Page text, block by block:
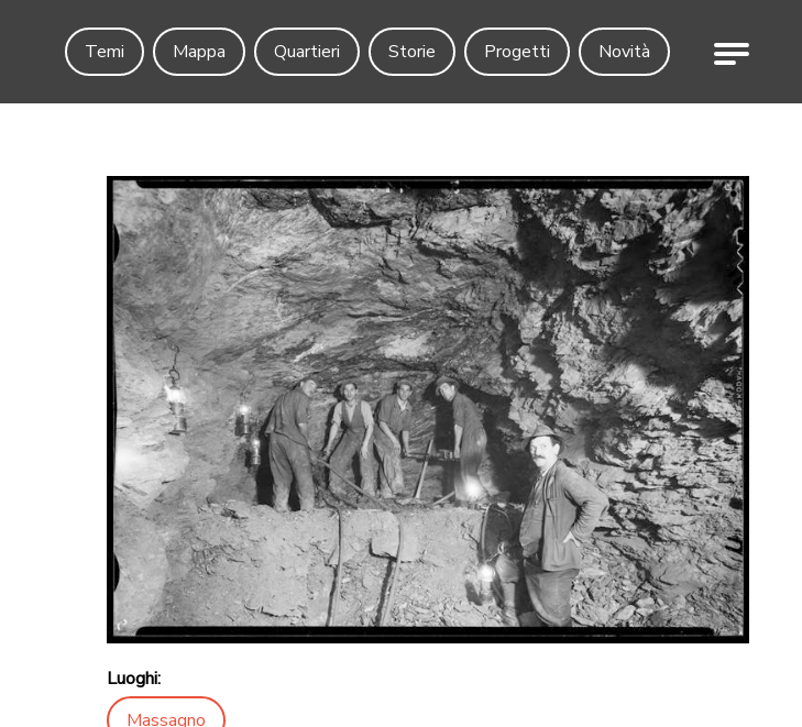
Temi
Mappa Quartieri Storie Progetti Novità Menu
Luoghi:
Massagno